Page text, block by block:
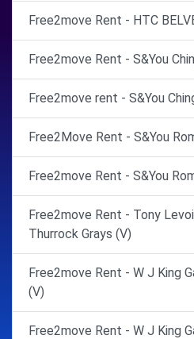
Free2move Rent - HTC
Free2move Rent - S&You
Free2move rent - S&You
Free2Move Rent - S&You
Free2move Rent - S&You
Free2move Rent - Tony
Thurrock Grays (V)
Free2move Rent - W J King
(V)
Free2move Rent - W J King